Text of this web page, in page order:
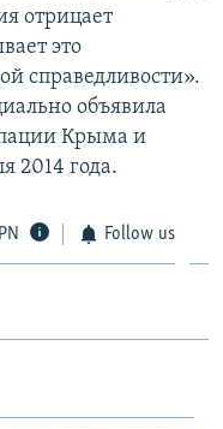
отрицает
это
справедливости».
объявила
Крыма и
2014 года.
Follow us